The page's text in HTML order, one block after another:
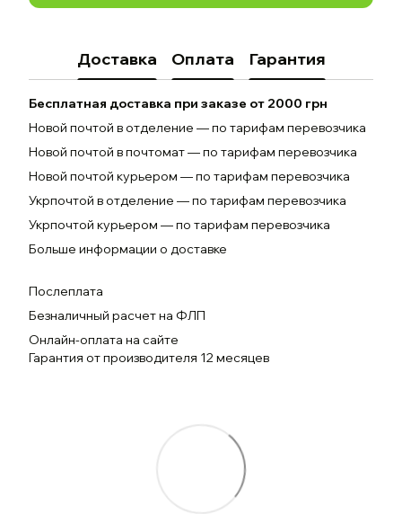
Доставка Оплата Гарантия
Бесплатная доставка при заказе от 2000 грн
Новой почтой в отделение — по тарифам перевозчика
Новой почтой в почтомат — по тарифам перевозчика
Новой почтой курьером — по тарифам перевозчика
Укрпочтой в отделение — по тарифам перевозчика
Укрпочтой курьером — по тарифам перевозчика
Больше информации о доставке
Послеплата
Безналичный расчет на ФЛП
Онлайн-оплата на сайте
Гарантия от производителя 12 месяцев